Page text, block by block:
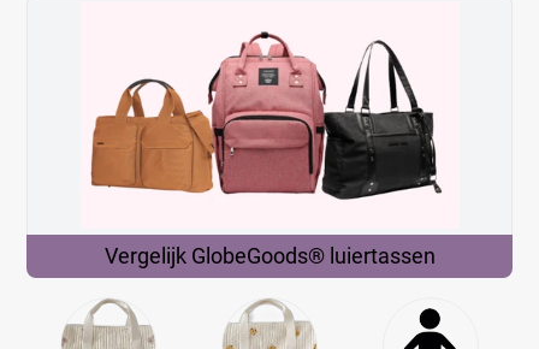
Vergelijk GlobeGoods® luiertassen